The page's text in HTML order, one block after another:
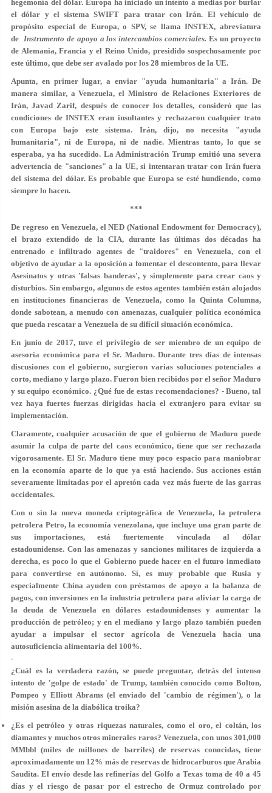
hegemonía del dólar. Europa ha iniciado un intento a medias por burlar
el dólar y el sistema SWIFT para tratar con Irán. El vehículo de
propósito especial de Europa, o SPV, se llama INSTEX, abreviatura
de Instrumento de apoyo a los intercambios comerciales.Es un proyecto
de Alemania, Francia y el Reino Unido, presidido sospechosamente por
este último, que debe ser avalado por los 28 miembros de la UE.
Apunta, en primer lugar, a enviar "ayuda humanitaria" a Irán. De
manera similar, a Venezuela, el Ministro de Relaciones Exteriores de
Irán, Javad Zarif, después de conocer los detalles, consideró que las
condiciones de INSTEX eran insultantes y rechazaron cualquier trato
con Europa bajo este sistema. Irán, dijo, no necesita "ayuda
humanitaria", ni de Europa, ni de nadie. Mientras tanto, lo que se
esperaba, ya ha sucedido. La Administración Trump emitió una severa
advertencia de "sanciones" a la UE, si intentaran tratar con Irán fuera
del sistema del dólar. Es probable que Europa se esté hundiendo, como
siempre lo hacen.
***
De regreso en Venezuela, el NED (National Endowment for Democracy),
el brazo extendido de la CIA, durante las últimas dos décadas ha
entrenado e infiltrado agentes de "traidores" en Venezuela, con el
objetivo de ayudar a la oposición a fomentar el descontento, para llevar
Asesinatos y otras 'falsas banderas', y simplemente para crear caos y
disturbios. Sin embargo, algunos de estos agentes también están alojados
en instituciones financieras de Venezuela, como la Quinta Columna,
donde sabotean, a menudo con amenazas, cualquier política económica
que pueda rescatar a Venezuela de su difícil situación económica.
En junio de 2017, tuve el privilegio de ser miembro de un equipo de
asesoría económica para el Sr. Maduro. Durante tres días de intensas
discusiones con el gobierno, surgieron varias soluciones potenciales a
corto, mediano y largo plazo. Fueron bien recibidos por el señor Maduro
y su equipo económico. ¿Qué fue de estas recomendaciones? - Bueno, tal
vez haya fuertes fuerzas dirigidas hacia el extranjero para evitar su
implementación.
Claramente, cualquier acusación de que el gobierno de Maduro puede
asumir la culpa de parte del caos económico, tiene que ser rechazada
vigorosamente. El Sr. Maduro tiene muy poco espacio para maniobrar
en la economía aparte de lo que ya está haciendo. Sus acciones están
severamente limitadas por el apretón cada vez más fuerte de las garras
occidentales.
Con o sin la nueva moneda criptográfica de Venezuela, la petrolera
petrolera Petro, la economía venezolana, que incluye una gran parte de
sus importaciones, está fuertemente vinculada al dólar
estadounidense. Con las amenazas y sanciones militares de izquierda a
derecha, es poco lo que el Gobierno puede hacer en el futuro inmediato
para convertirse en autónomo. Sí, es muy probable que Rusia y
especialmente China ayuden con préstamos de apoyo a la balanza de
pagos, con inversiones en la industria petrolera para aliviar la carga de
la deuda de Venezuela en dólares estadounidenses y aumentar la
producción de petróleo; y en el mediano y largo plazo también pueden
ayudar a impulsar el sector agrícola de Venezuela hacia una
autosuficiencia alimentaria del 100%.
-
¿Cuál es la verdadera razón, se puede preguntar, detrás del intenso
intento de 'golpe de estado' de Trump, también conocido como Bolton,
Pompeo y Elliott Abrams (el enviado del 'cambio de régimen'), o la
misión asesina de la diabólica troika?
¿Es el petróleo y otras riquezas naturales, como el oro, el coltán, los
diamantes y muchos otros minerales raros? Venezuela, con unos 301,000
MMbbl (miles de millones de barriles) de reservas conocidas, tiene
aproximadamente un 12% más de reservas de hidrocarburos que Arabia
Saudita. El envío desde las refinerías del Golfo a Texas toma de 40 a 45
días y el riesgo de pasar por el estrecho de Ormuz controlado por